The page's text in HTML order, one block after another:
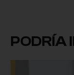
PODRÍA